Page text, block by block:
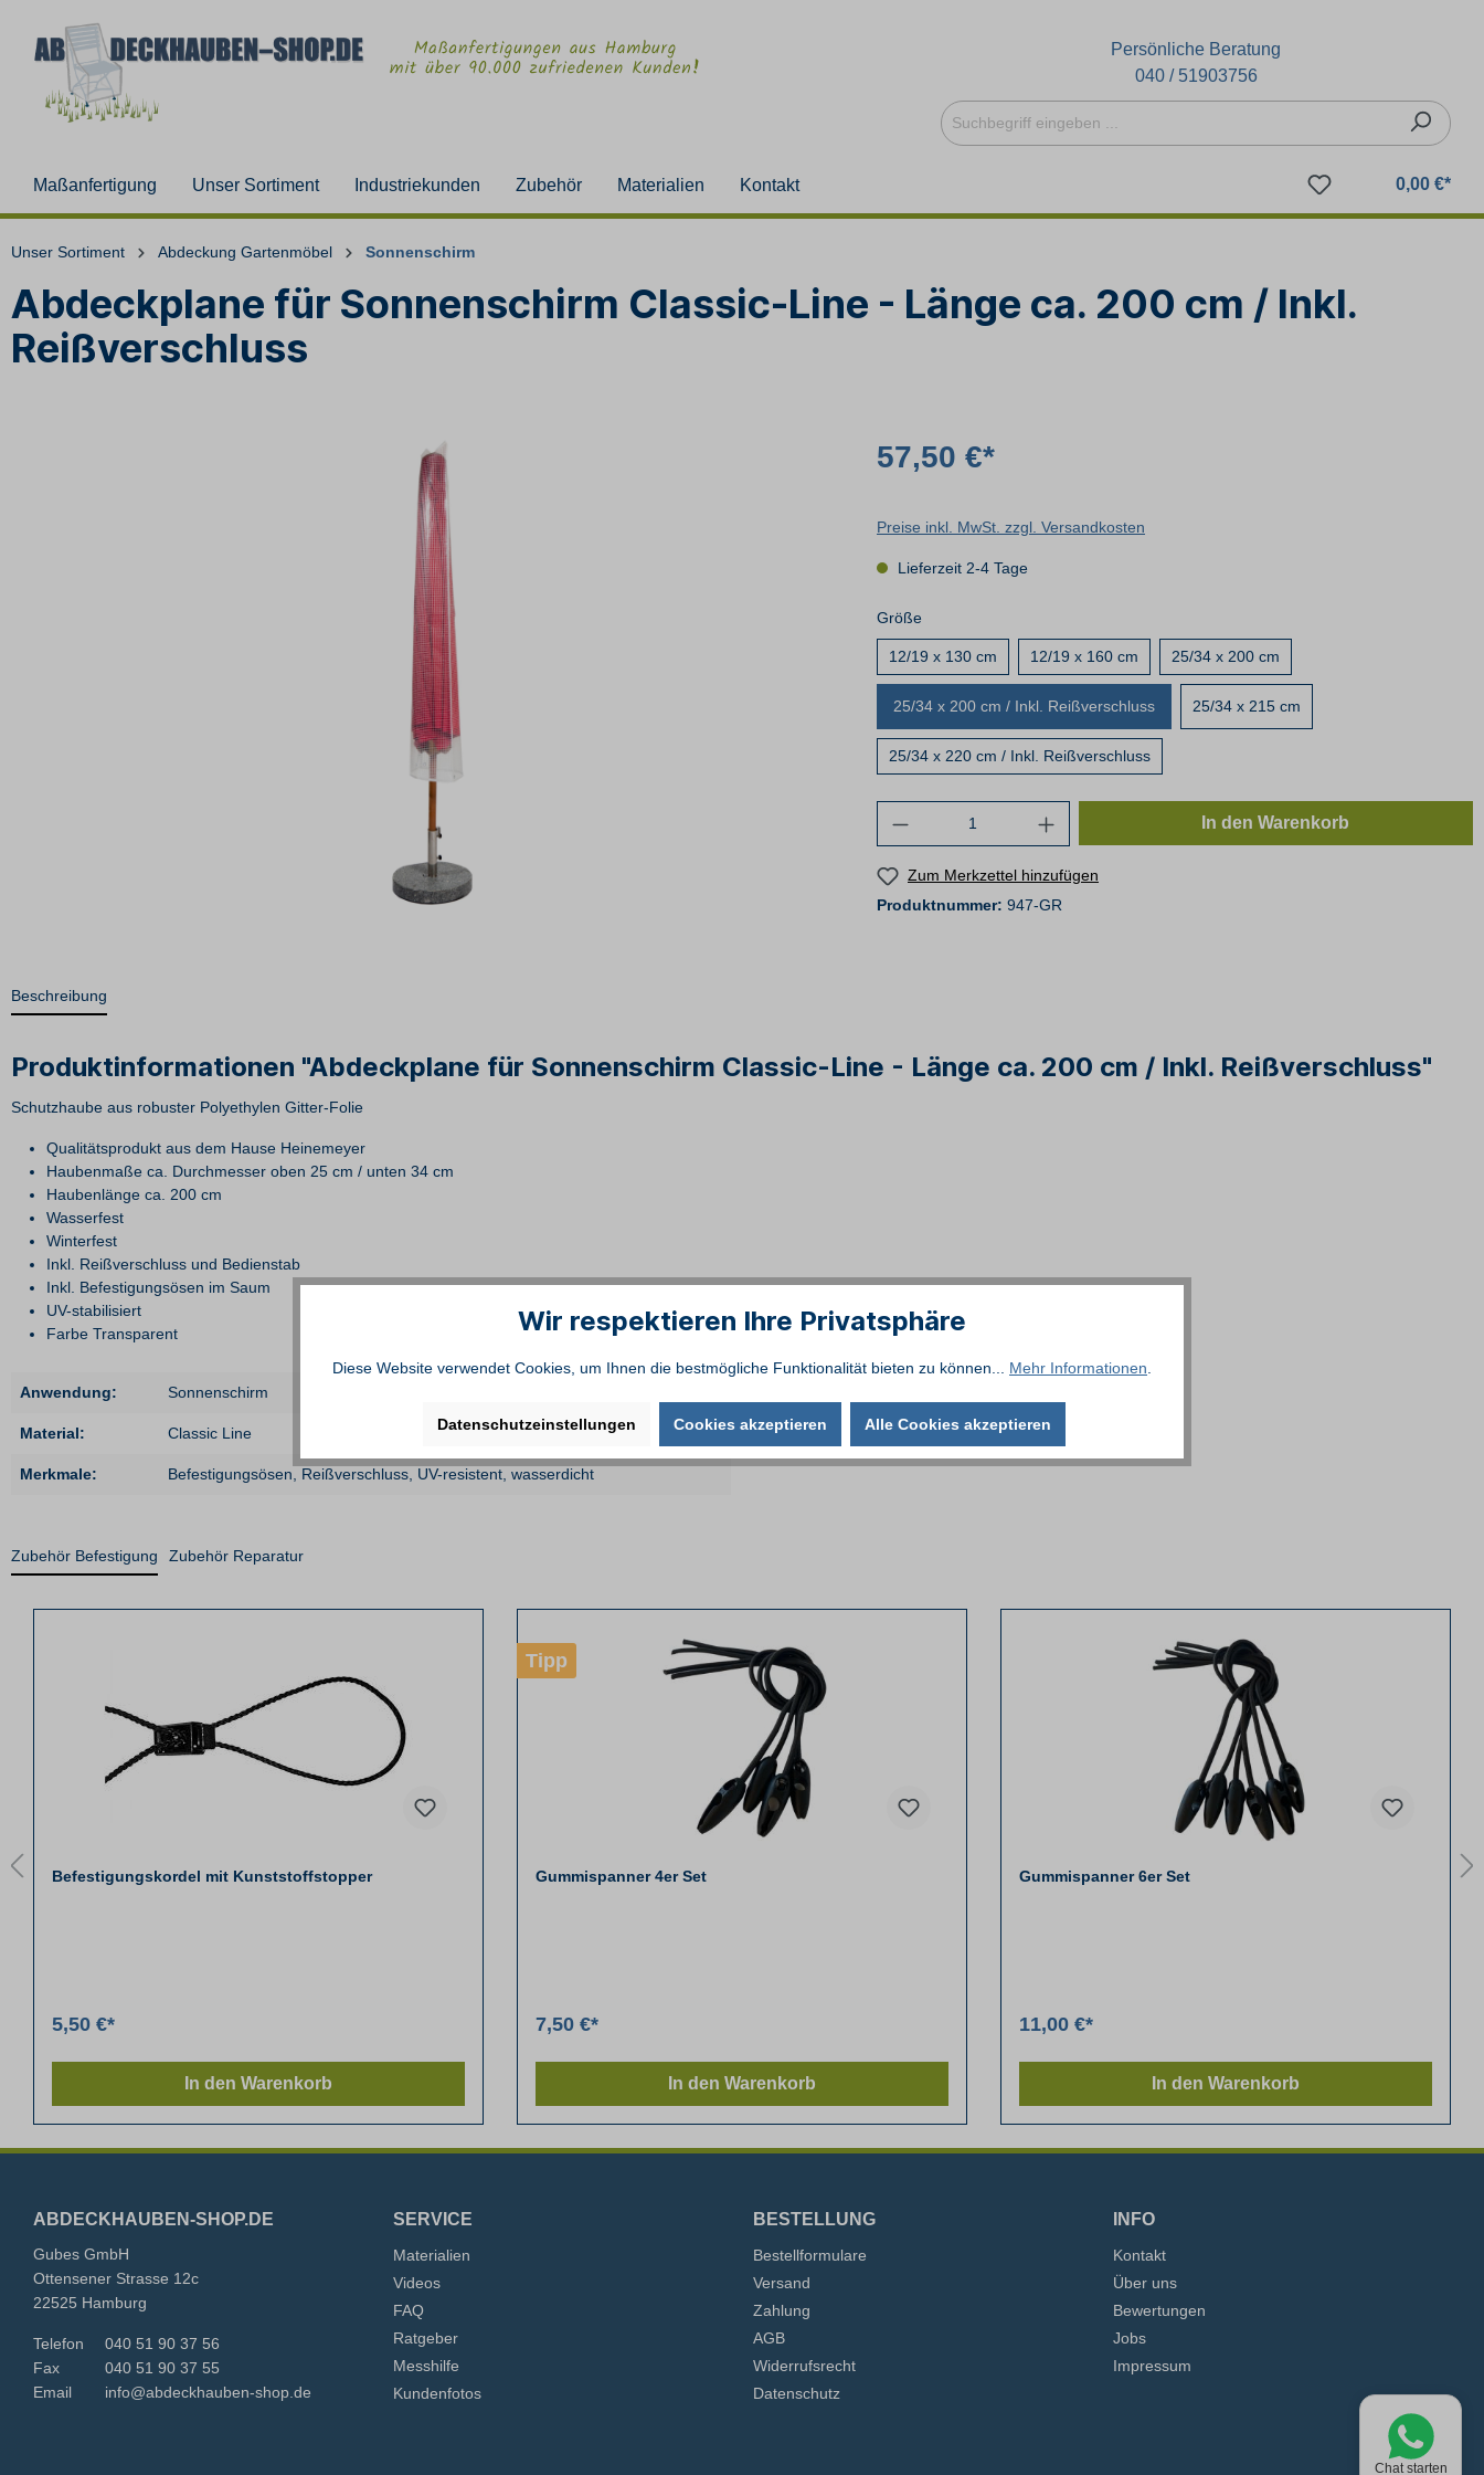
Persönliche Beratung
040 / 51903756
Maßanfertigung Unser Sortiment Industriekunden Zubehör Materialien Kontakt 0,00 €*
Unser Sortiment Abdeckung Gartenmöbel Sonnenschirm
Abdeckplane für Sonnenschirm Classic-Line - Länge ca. 200 cm / Inkl.
Reißverschluss
57,50 €*
Preise inkl. MwSt. zzgl. Versandkosten
Lieferzeit 2-4 Tage
Größe
12/19 x 130 cm 12/19 x 160 cm 25/34 x 200 cm
25/34 x 200 cm / Inkl. Reißverschluss 25/34 x 215 cm
25/34 x 220 cm / Inkl. Reißverschluss
In den Warenkorb
Zum Merkzettel hinzufügen
Produktnummer: 947-GR
Beschreibung
Produktinformationen "Abdeckplane für Sonnenschirm Classic-Line - Länge ca. 200 cm / Inkl. Reißverschluss"
Schutzhaube aus robuster Polyethylen Gitter-Folie
Qualitätsprodukt aus dem Hause Heinemeyer
Haubenmaße ca. Durchmesser oben 25 cm / unten 34 cm
Haubenlänge ca. 200 cm
Wasserfest
Winterfest
Inkl. Reißverschluss und Bedienstab
Inkl. Befestigungsösen im Saum
UV-stabilisiert
Farbe Transparent
Anwendung: Sonnenschirm
Material: Classic Line
Merkmale: Befestigungsösen , Reißverschluss , UV-resistent , wasserdicht
Zubehör Befestigung Zubehör Reparatur
Befestigungskordel mit Kunststoffstopper
5,50 €*
In den Warenkorb
Tipp
Gummispanner 4er Set
7,50 €*
In den Warenkorb
Gummispanner 6er Set
11,00 €*
In den Warenkorb
ABDECKHAUBEN-SHOP.DE
Gubes GmbH
Ottensener Strasse 12c
22525 Hamburg
Telefon
040 51 90 37 56
Fax
040 51 90 37 55
Email
info@abdeckhauben-shop.de
SERVICE
Materialien
Videos
FAQ
Ratgeber
Messhilfe
Kundenfotos
BESTELLUNG
Bestellformulare
Versand
Zahlung
AGB
Widerrufsrecht
Datenschutz
INFO
Kontakt
Über uns
Bewertungen
Jobs
Impressum
Wir respektieren Ihre Privatsphäre
Diese Website verwendet Cookies, um Ihnen die bestmögliche Funktionalität bieten zu können... Mehr Informationen
Datenschutzeinstellungen Cookies akzeptieren Alle Cookies akzeptieren
Chat starten